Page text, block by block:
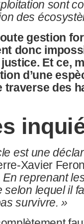
sont
des
gestion
donc
Et ce,
d’une
traverse des
est une
Xavier
En reprenant
selon lequel il
survivre. »